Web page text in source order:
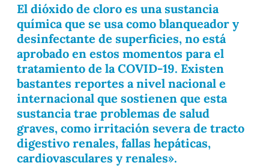
El dióxido de cloro es una sustancia
química que se usa como blanqueador y
desinfectante de superficies, no está
aprobado en estos momentos para el
tratamiento de la COVID-19. Existen
bastantes reportes a nivel nacional e
internacional que sostienen que esta
sustancia trae problemas de salud
graves, como irritación severa de tracto
digestivo renales, fallas hepáticas,
cardiovasculares y renales».